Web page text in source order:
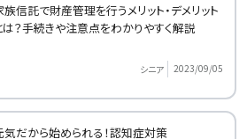
族信託で財産管理を行うメリット・デメリット
は？手続きや注意点をわかりやすく解説
シニア 2023/09/05
気だから始められる！認知症対策